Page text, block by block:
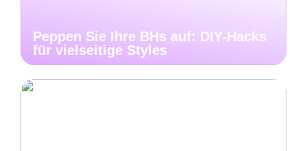
Peppen Sie Ihre BHs auf: DIY-Hacks
für vielseitige Styles